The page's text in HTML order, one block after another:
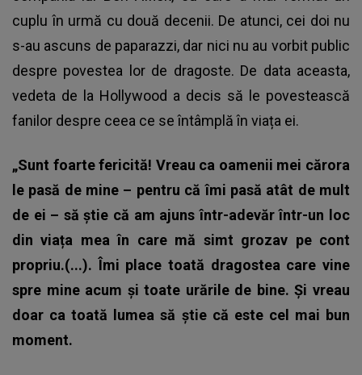
cuplu în urmă cu două decenii. De atunci, cei doi nu
s-au ascuns de paparazzi, dar nici nu au vorbit public
despre povestea lor de dragoste. De data aceasta,
vedeta de la Hollywood a decis să le povestească
fanilor despre ceea ce se întâmplă în viața ei.
„Sunt foarte fericită! Vreau ca oamenii mei cărora
le pasă de mine – pentru că îmi pasă atât de mult
de ei – să știe că am ajuns într-adevăr într-un loc
din viața mea în care mă simt grozav pe cont
propriu.(...). Îmi place toată dragostea care vine
spre mine acum și toate urările de bine. Și vreau
doar ca toată lumea să știe că este cel mai bun
moment.